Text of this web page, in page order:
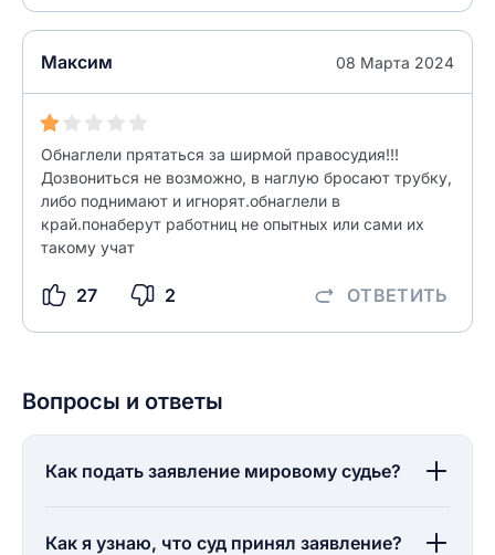
Максим 08 Марта 2024
Обнаглели прятаться за ширмой правосудия!!!
Дозвониться не возможно, в наглую бросают трубку,
либо поднимают и игнорят.обнаглели в
край.понаберут работниц не опытных или сами их
такому учат
27 2 ОТВЕТИТЬ
Вопросы и ответы
Как подать заявление мировому судье?
Как я узнаю, что суд принял заявление?